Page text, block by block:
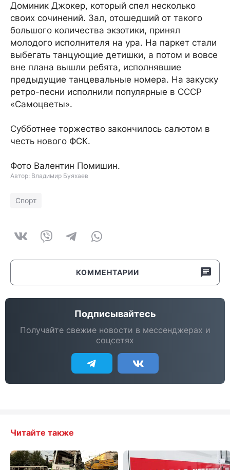
Доминик Джокер, который спел несколько
своих сочинений. Зал, отошедший от такого
большого количества экзотики, принял
молодого исполнителя на ура. На паркет стали
выбегать танцующие детишки, а потом и вовсе
вне плана вышли ребята, исполнявшие
предыдущие танцевальные номера. На закуску
ретро-песни исполнили популярные в СССР
«Самоцветы».
Субботнее торжество закончилось салютом в
честь нового ФСК.
Фото Валентин Помишин.
Автор: Владимир Буяхаев
Спорт
КОММЕНТАРИИ
Подписывайтесь
Получайте свежие новости в мессенджерах и
соцсетях
Читайте также